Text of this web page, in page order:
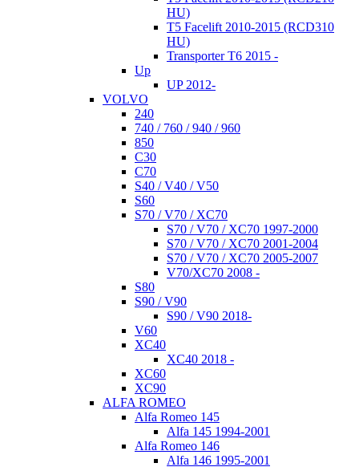
HU)
T5 Facelift 2010-2015 (RCD310
HU)
Transporter T6 2015 -
Up
UP 2012-
VOLVO
240
740 / 760 / 940 / 960
850
C30
C70
S40 / V40 / V50
S60
S70 / V70 / XC70
S70 / V70 / XC70 1997-2000
S70 / V70 / XC70 2001-2004
S70 / V70 / XC70 2005-2007
V70/XC70 2008 -
S80
S90 / V90
S90 / V90 2018-
V60
XC40
XC40 2018 -
XC60
XC90
ALFA ROMEO
Alfa Romeo 145
Alfa 145 1994-2001
Alfa Romeo 146
Alfa 146 1995-2001